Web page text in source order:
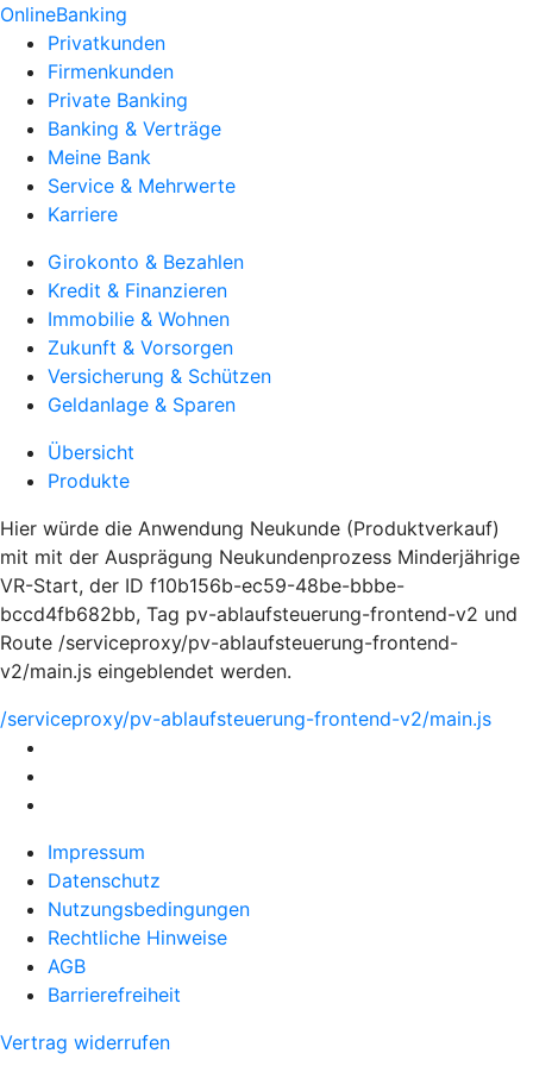
OnlineBanking
Privatkunden
Firmenkunden
Private Banking
Banking & Verträge
Meine Bank
Service & Mehrwerte
Karriere
Girokonto & Bezahlen
Kredit & Finanzieren
Immobilie & Wohnen
Zukunft & Vorsorgen
Versicherung & Schützen
Geldanlage & Sparen
Übersicht
Produkte
Hier würde die Anwendung Neukunde (Produktverkauf)
mit mit der Ausprägung Neukundenprozess Minderjährige
VR-Start, der ID f10b156b-ec59-48be-bbbe-
bccd4fb682bb, Tag pv-ablaufsteuerung-frontend-v2 und
Route /serviceproxy/pv-ablaufsteuerung-frontend-
v2/main.js eingeblendet werden.
/serviceproxy/pv-ablaufsteuerung-frontend-v2/main.js
Impressum
Datenschutz
Nutzungsbedingungen
Rechtliche Hinweise
AGB
Barrierefreiheit
Vertrag widerrufen